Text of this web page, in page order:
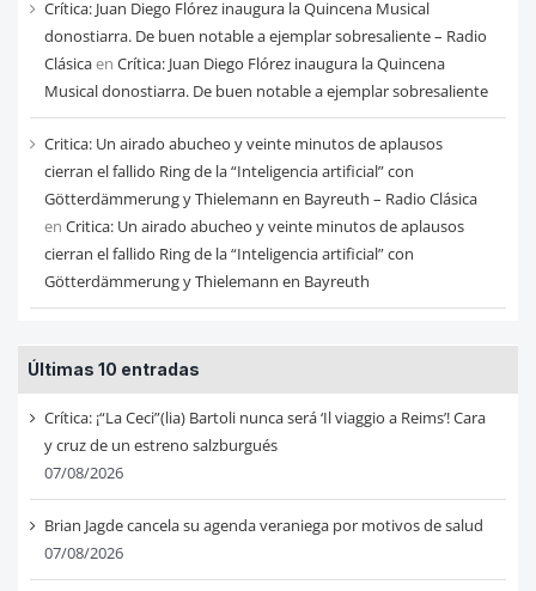
Crítica: Juan Diego Flórez inaugura la Quincena Musical
donostiarra. De buen notable a ejemplar sobresaliente – Radio
Clásicaen Crítica: Juan Diego Flórez inaugura la Quincena
Musical donostiarra. De buen notable a ejemplar sobresaliente
Critica: Un airado abucheo y veinte minutos de aplausos
cierran el fallido Ring de la “Inteligencia artificial” con
Götterdämmerung y Thielemann en Bayreuth – Radio Clásica
en Critica: Un airado abucheo y veinte minutos de aplausos
cierran el fallido Ring de la “Inteligencia artificial” con
Götterdämmerung y Thielemann en Bayreuth
Últimas 10 entradas
Crítica: ¡“La Ceci”(lia) Bartoli nunca será ‘Il viaggio a Reims’! Cara
y cruz de un estreno salzburgués
07/08/2026
Brian Jagde cancela su agenda veraniega por motivos de salud
07/08/2026